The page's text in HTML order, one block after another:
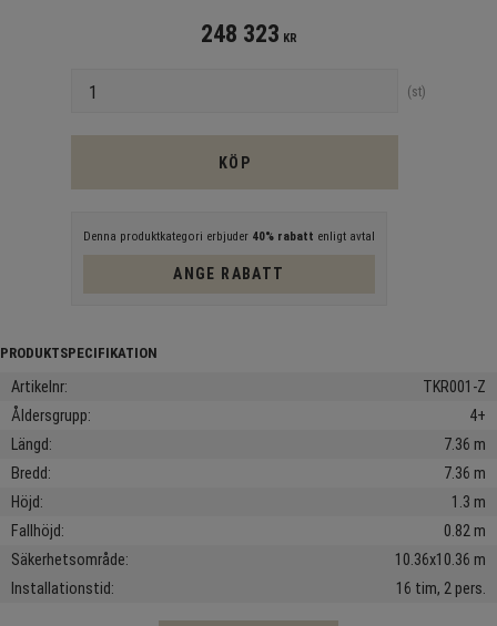
248 323 KR
st
KÖP
Denna produktkategori erbjuder 40% rabatt enligt avtal
ANGE RABATT
Artikelnr
TKR001-Z
Åldersgrupp
4+
Längd
7.36 m
Bredd
7.36 m
Höjd
1.3 m
Fallhöjd
0.82 m
Säkerhetsområde
10.36x10.36 m
Installationstid
16 tim, 2 pers.